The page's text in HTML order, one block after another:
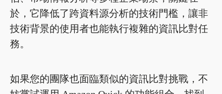
於，它降低了跨資料源分析的技術門檻，讓非
技術背景的使用者也能執行複雜的資訊比對任
務。
如果您的團隊也面臨類似的資訊比對挑戰，不